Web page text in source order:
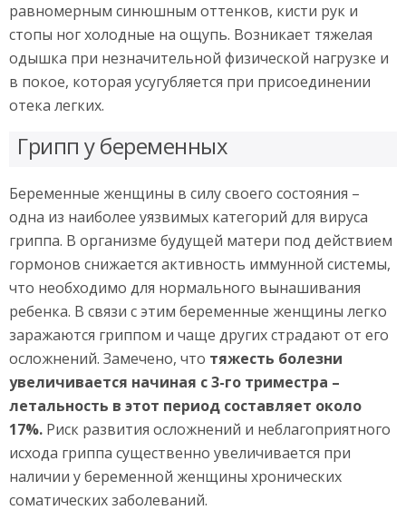
равномерным синюшным оттенков, кисти рук и
стопы ног холодные на ощупь. Возникает тяжелая
одышка при незначительной физической нагрузке и
в покое, которая усугубляется при присоединении
отека легких.
Грипп у беременных
Беременные женщины в силу своего состояния –
одна из наиболее уязвимых категорий для вируса
гриппа. В организме будущей матери под действием
гормонов снижается активность иммунной системы,
что необходимо для нормального вынашивания
ребенка. В связи с этим беременные женщины легко
заражаются гриппом и чаще других страдают от его
осложнений. Замечено, что тяжесть болезни
увеличивается начиная с 3-го триместра –
летальность в этот период составляет около
17%. Риск развития осложнений и неблагоприятного
исхода гриппа существенно увеличивается при
наличии у беременной женщины хронических
соматических заболеваний.